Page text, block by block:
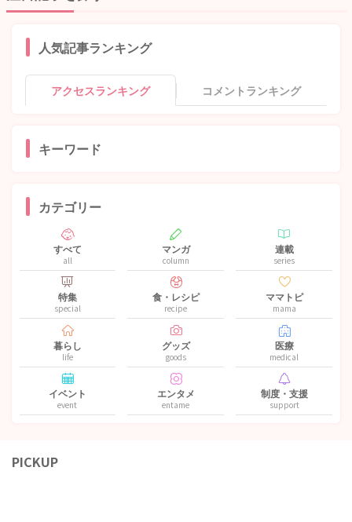
人気記事ランキング
アクセスランキング コメントランキング
キーワード
カテゴリー
すべて
all
マンガ
column
連載
series
特集
special
食・レシピ
recipe
ママトピ
mama
暮らし
life
グッズ
goods
医療
medical
イベント
event
エンタメ
entame
制度・支援
support
PICKUP